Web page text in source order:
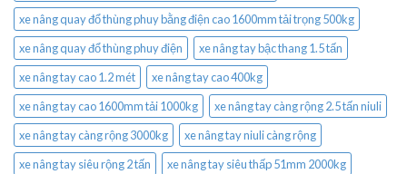
xe nâng quay đổ thùng phuy bằng điện cao 1600mm tải trọng 500kg
xe nâng quay đổ thùng phuy điện
xe nâng tay bậc thang 1.5 tấn
xe nâng tay cao 1.2 mét
xe nâng tay cao 400kg
xe nâng tay cao 1600mm tải 1000kg
xe nâng tay càng rộng 2.5 tấn niuli
xe nâng tay càng rộng 3000kg
xe nâng tay niuli càng rộng
xe nâng tay siêu rộng 2 tấn
xe nâng tay siêu thấp 51mm 2000kg